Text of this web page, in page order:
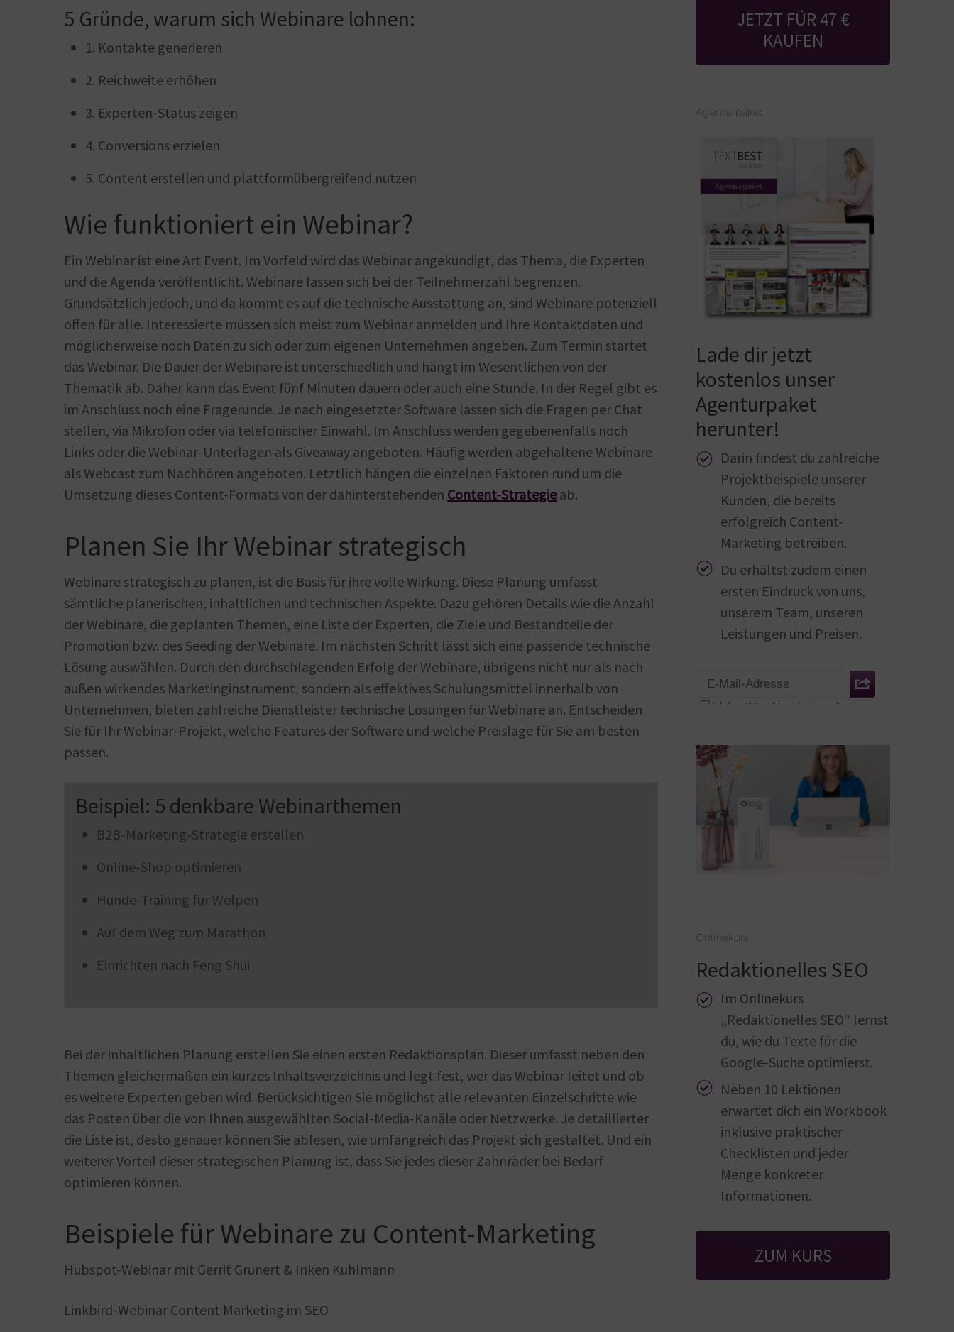
5 Gründe, warum sich Webinare lohnen:
1. Kontakte generieren
2. Reichweite erhöhen
3. Experten-Status zeigen
4. Conversions erzielen
5. Content erstellen und plattformübergreifend nutzen
Wie funktioniert ein Webinar?
Ein Webinar ist eine Art Event. Im Vorfeld wird das Webinar angekündigt, das Thema, die Experten
und die Agenda veröffentlicht. Webinare lassen sich bei der Teilnehmerzahl begrenzen.
Grundsätzlich jedoch, und da kommt es auf die technische Ausstattung an, sind Webinare potenziell
offen für alle. Interessierte müssen sich meist zum Webinar anmelden und Ihre Kontaktdaten und
möglicherweise noch Daten zu sich oder zum eigenen Unternehmen angeben. Zum Termin startet
das Webinar. Die Dauer der Webinare ist unterschiedlich und hängt im Wesentlichen von der
Thematik ab. Daher kann das Event fünf Minuten dauern oder auch eine Stunde. In der Regel gibt es
im Anschluss noch eine Fragerunde. Je nach eingesetzter Software lassen sich die Fragen per Chat
stellen, via Mikrofon oder via telefonischer Einwahl. Im Anschluss werden gegebenenfalls noch
Links oder die Webinar-Unterlagen als Giveaway angeboten. Häufig werden abgehaltene Webinare
als Webcast zum Nachhören angeboten. Letztlich hängen die einzelnen Faktoren rund um die
Umsetzung dieses Content-Formats von der dahinterstehenden Content-Strategieab.
Planen Sie Ihr Webinar strategisch
Webinare strategisch zu planen, ist die Basis für ihre volle Wirkung. Diese Planung umfasst
sämtliche planerischen, inhaltlichen und technischen Aspekte. Dazu gehören Details wie die Anzahl
der Webinare, die geplanten Themen, eine Liste der Experten, die Ziele und Bestandteile der
Promotion bzw. des Seeding der Webinare. Im nächsten Schritt lässt sich eine passende technische
Lösung auswählen. Durch den durchschlagenden Erfolg der Webinare, übrigens nicht nur als nach
außen wirkendes Marketinginstrument, sondern als effektives Schulungsmittel innerhalb von
Unternehmen, bieten zahlreiche Dienstleister technische Lösungen für Webinare an. Entscheiden
Sie für Ihr Webinar-Projekt, welche Features der Software und welche Preislage für Sie am besten
passen.
Beispiel: 5 denkbare Webinarthemen
B2B-Marketing-Strategie erstellen
Online-Shop optimieren
Hunde-Training für Welpen
Auf dem Weg zum Marathon
Einrichten nach Feng Shui
Bei der inhaltlichen Planung erstellen Sie einen ersten Redaktionsplan. Dieser umfasst neben den
Themen gleichermaßen ein kurzes Inhaltsverzeichnis und legt fest, wer das Webinar leitet und ob
es weitere Experten geben wird. Berücksichtigen Sie möglichst alle relevanten Einzelschritte wie
das Posten über die von Ihnen ausgewählten Social-Media-Kanäle oder Netzwerke. Je detaillierter
die Liste ist, desto genauer können Sie ablesen, wie umfangreich das Projekt sich gestaltet. Und ein
weiterer Vorteil dieser strategischen Planung ist, dass Sie jedes dieser Zahnräder bei Bedarf
optimieren können.
Beispiele für Webinare zu Content-Marketing
Hubspot-Webinar mit Gerrit Grunert & Inken Kuhlmann
Linkbird-Webinar Content Marketing im SEO
JETZT FÜR 47 €
KAUFEN
Agenturpaket
Lade dir jetzt
kostenlos unser
Agenturpaket
herunter!
Darin findest du zahlreiche
Projektbeispiele unserer
Kunden, die bereits
erfolgreich Content-
Marketing betreiben.
Du erhältst zudem einen
ersten Eindruck von uns,
unserem Team, unseren
Leistungen und Preisen.
Onlinekurs
Redaktionelles SEO
Im Onlinekurs
„Redaktionelles SEO“ lernst
du, wie du Texte für die
Google-Suche optimierst.
Neben 10 Lektionen
erwartet dich ein Workbook
inklusive praktischer
Checklisten und jeder
Menge konkreter
Informationen.
ZUM KURS